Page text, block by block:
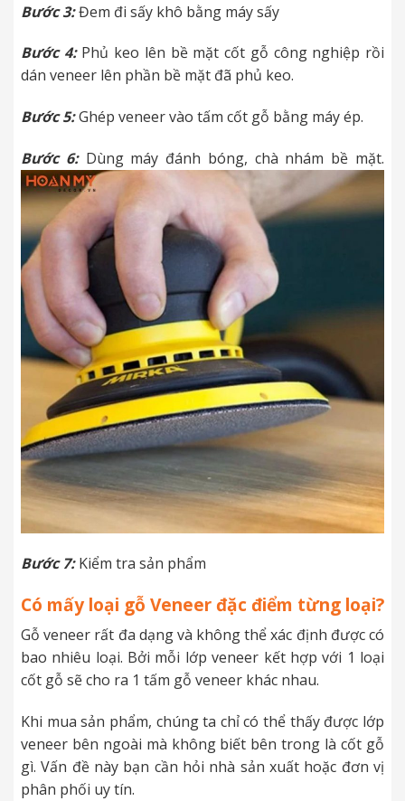
Bước 3:Đem đi sấy khô bằng máy sấy
Bước 4:Phủ keo lên bề mặt cốt gỗ công nghiệp rồi
dán veneer lên phần bề mặt đã phủ keo.
Bước 5:Ghép veneer vào tấm cốt gỗ bằng máy ép.
Bước 6:Dùng máy đánh bóng, chà nhám bề mặt.
Bước 7: Kiểm tra sản phẩm
Có mấy loại gỗ Veneer đặc điểm từng loại?
Gỗ veneer rất đa dạng và không thể xác định được có
bao nhiêu loại. Bởi mỗi lớp veneer kết hợp với 1 loại
cốt gỗ sẽ cho ra 1 tấm gỗ veneer khác nhau.
Khi mua sản phẩm, chúng ta chỉ có thể thấy được lớp
veneer bên ngoài mà không biết bên trong là cốt gỗ
gì. Vấn đề này bạn cần hỏi nhà sản xuất hoặc đơn vị
phân phối uy tín.